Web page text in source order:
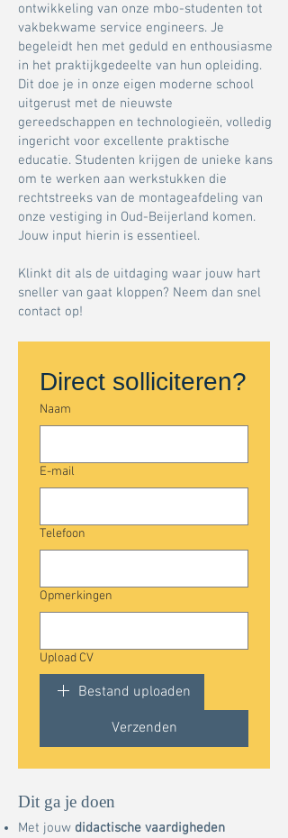
ontwikkeling van onze mbo-studenten tot
vakbekwame service engineers. Je
begeleidt hen met geduld en enthousiasme
in het praktijkgedeelte van hun opleiding.
Dit doe je in onze eigen moderne school
uitgerust met de nieuwste
gereedschappen en technologieën, volledig
ingericht voor excellente praktische
educatie. Studenten krijgen de unieke kans
om te werken aan werkstukken die
rechtstreeks van de montageafdeling van
onze vestiging in Oud-Beijerland komen.
Jouw input hierin is essentieel.
Klinkt dit als de uitdaging waar jouw hart
sneller van gaat kloppen? Neem dan snel
contact op!
Direct solliciteren?
Naam
E-mail
Telefoon
Opmerkingen
Upload CV
Bestand uploaden
Verzenden
Dit ga je doen
Met jouw didactische vaardigheden